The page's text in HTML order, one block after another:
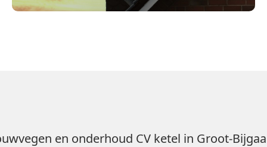
en onderhoud CV ketel in Groot-